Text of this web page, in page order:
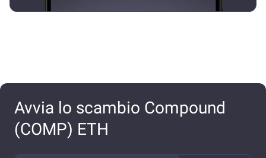
Avvia lo scambio Compound
(COMP) ETH